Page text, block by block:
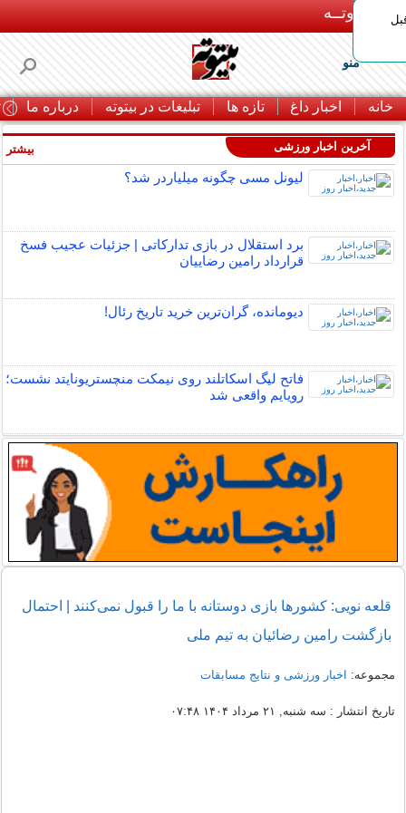
بـیتوتــه
منو
خانه اخبار داغ تازه ها تبلیغات در بیتوته درباره ما
آخرین اخبار ورزشی
لیونل مسی چگونه میلیاردر شد؟
برد استقلال در بازی تدارکاتی | جزئیات عجیب فسخ
قرارداد رامین رضاییان
دیومانده، گران‌ترین خرید تاریخ رئال!
فاتح لیگ اسکاتلند روی نیمکت منچستریونایتد نشست؛
رویایم واقعی شد
بیشتر
قلعه نویی: کشورها بازی دوستانه با ما را قبول نمی‌کنند | احتمال
بازگشت رامین رضائیان به تیم ملی
مجموعه: اخبار ورزشی و نتایج مسابقات
تاریخ انتشار : سه شنبه, ۲۱ مرداد ۱۴۰۴ ۰۷:۴۸